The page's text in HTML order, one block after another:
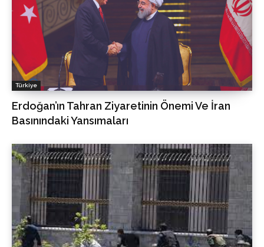
Türkiye
Erdoğan’ın Tahran Ziyaretinin Önemi Ve İran
Basınındaki Yansımaları